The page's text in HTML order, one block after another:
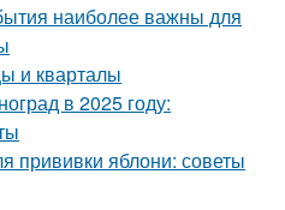
наиболее важны для
и кварталы
в 2025 году:
прививки яблони: советы